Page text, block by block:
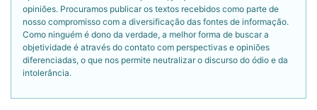
opiniões. Procuramos publicar os textos recebidos como parte de
nosso compromisso com a diversificação das fontes de informação.
Como ninguém é dono da verdade, a melhor forma de buscar a
objetividade é através do contato com perspectivas e opiniões
diferenciadas, o que nos permite neutralizar o discurso do ódio e da
intolerância.